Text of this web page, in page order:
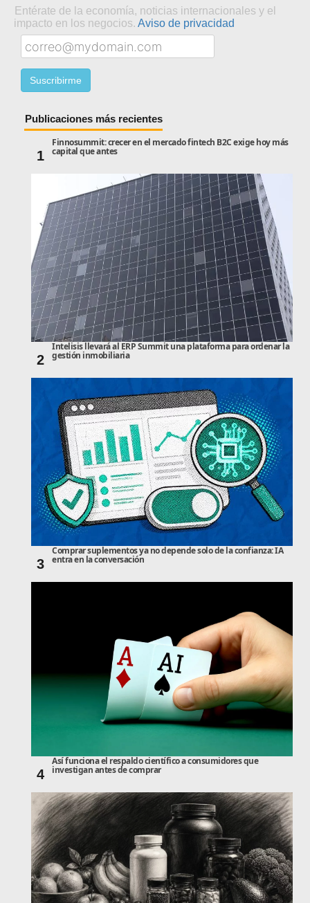
Entérate de la economía, noticias internacionales y el
impacto en los negocios. Aviso de privacidad
Publicaciones más recientes
1
Finnosummit: crecer en el mercado fintech B2C exige hoy más
capital que antes
2
Intelisis llevará al ERP Summit una plataforma para ordenar la
gestión inmobiliaria
3
Comprar suplementos ya no depende solo de la confianza: IA
entra en la conversación
4
Así funciona el respaldo científico a consumidores que
investigan antes de comprar